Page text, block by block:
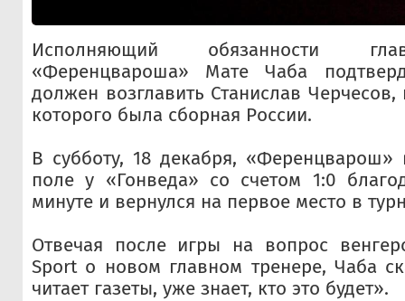
Исполняющий обязанности
«Ференцвароша» Мате Чаба
должен возглавить Станислав
которого была сборная России.
В субботу, 18 декабря,
поле у «Гонведа» со счетом 1:0
минуте и вернулся на первое место в
Отвечая после игры на вопрос
Sport о новом главном тренере, Чаба
читает газеты, уже знает, кто это будет».